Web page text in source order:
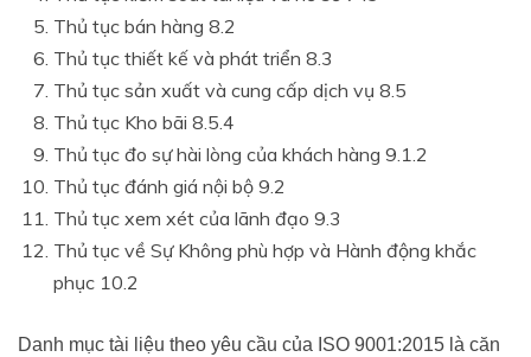
Thủ tục bán hàng 8.2
Thủ tục thiết kế và phát triển 8.3
Thủ tục sản xuất và cung cấp dịch vụ 8.5
Thủ tục Kho bãi 8.5.4
Thủ tục đo sự hài lòng của khách hàng 9.1.2
Thủ tục đánh giá nội bộ 9.2
Thủ tục xem xét của lãnh đạo 9.3
Thủ tục về Sự Không phù hợp và Hành động khắc
phục 10.2
Danh mục tài liệu theo yêu cầu của ISO 9001:2015 là căn